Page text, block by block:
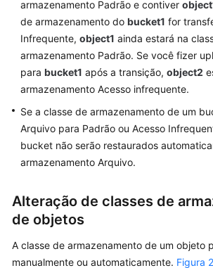
Browser+)
(Kuala
Lumpur
Region)
Tool
Guide
Region)
File
armazenamento Padrão e contiver
de armazenamento do bucket1 for
Infrequente, object1 ainda estará na
armazenamento Padrão. Se você fizer
para bucket1 após a transição, object2
armazenamento Acesso infrequente.
Se a classe de armazenamento de um
Arquivo para Padrão ou Acesso
bucket não serão restaurados
armazenamento Arquivo.
Alteração de classes de
de objetos
A classe de armazenamento de um objeto
manualmente ou automaticamente. Figura 2